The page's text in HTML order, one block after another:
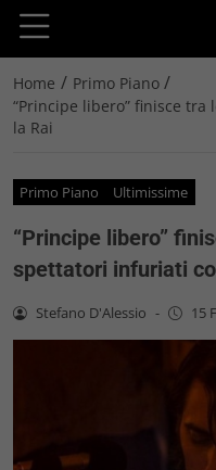
Home / Primo Piano /
“Principe libero” finisce
la Rai
Primo Piano Ultimissime
“Principe libero”
spettatori infuriati
Stefano D'Alessio - 15